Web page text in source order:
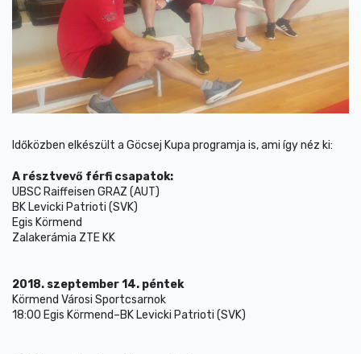
Időközben elkészült a Göcsej Kupa programja is, ami így néz ki:
A résztvevő férfi csapatok:
UBSC Raiffeisen GRAZ (AUT)
BK Levicki Patrioti (SVK)
Egis Körmend
Zalakerámia ZTE KK
2018. szeptember 14. péntek
Körmend Városi Sportcsarnok
18:00 Egis Körmend–BK Levicki Patrioti (SVK)